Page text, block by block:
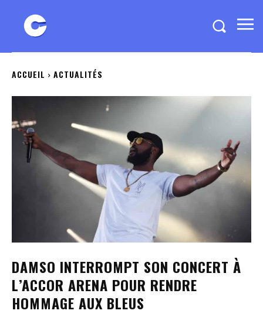
ACCUEIL ACTUALITÉS
DAMSO INTERROMPT SON CONCERT À
L’ACCOR ARENA POUR RENDRE
HOMMAGE AUX BLEUS